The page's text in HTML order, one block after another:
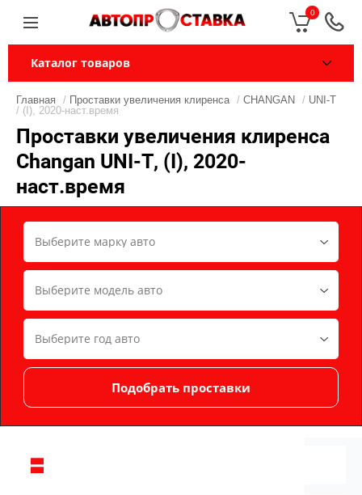
0
Каталог товаров
Главная / Проставки увеличения клиренса / CHANGAN / UNI-T
/ (I), 2020-наст.время
Проставки увеличения клиренса
Changan UNI-T, (I), 2020-
наст.время